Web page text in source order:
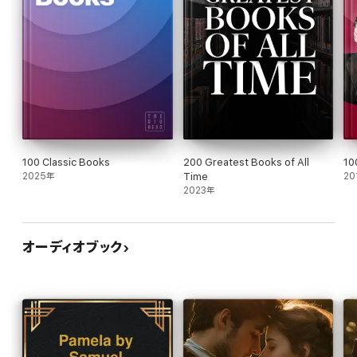
100 Classic Books
2025年
200 Greatest Books of All
Time
2023年
オーディオブック